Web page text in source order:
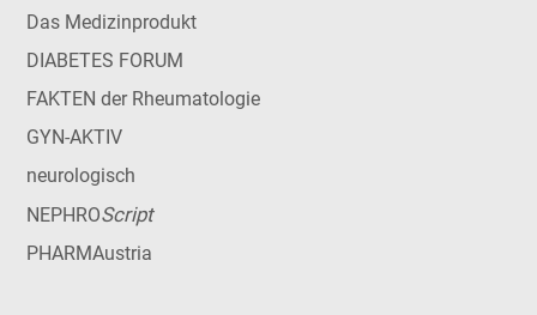
Das Medizinprodukt
DIABETES FORUM
FAKTEN der Rheumatologie
GYN-AKTIV
neurologisch
NEPHROScript
PHARMAustria